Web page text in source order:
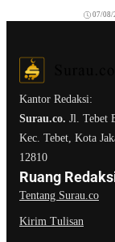
07/08/
Kantor Redaksi:
Surau.co. Jl. Tebet
Kec. Tebet, Kota
12810
Ruang
Tentang Surau.co
Kirim Tulisan